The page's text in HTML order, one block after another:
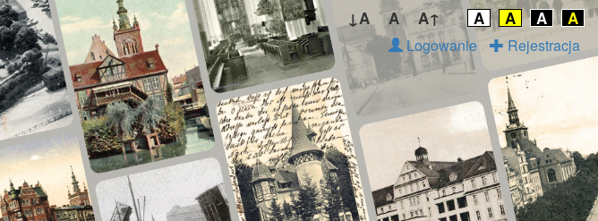
↓A A A↑ A A A A
Logowanie Rejestracja